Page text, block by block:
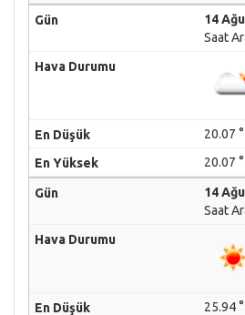
14
Saat
20.07
20.07
14
Saat
25.94